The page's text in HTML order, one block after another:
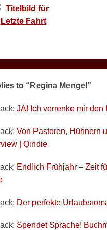
to “Regina Mengel”
JA! Ich verrenke mir
Von Pastoren, Hühnern
| Qindie
Endlich Frühjahr – Zeit
Der perfekte
Spendet Sprache!